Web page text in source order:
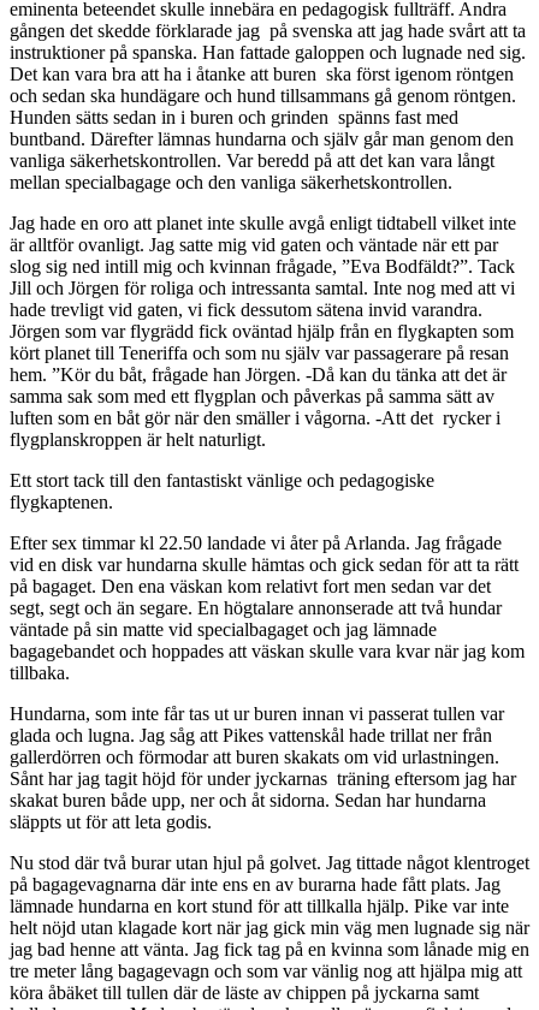
eminenta beteendet skulle innebära en pedagogisk fullträff. Andra
gången det skedde förklarade jag på svenska att jag hade svårt att ta
instruktioner på spanska. Han fattade galoppen och lugnade ned sig.
Det kan vara bra att ha i åtanke att buren ska först igenom röntgen
och sedan ska hundägare och hund tillsammans gå genom röntgen.
Hunden sätts sedan in i buren och grinden spänns fast med
buntband. Därefter lämnas hundarna och själv går man genom den
vanliga säkerhetskontrollen. Var beredd på att det kan vara långt
mellan specialbagage och den vanliga säkerhetskontrollen.
Jag hade en oro att planet inte skulle avgå enligt tidtabell vilket inte
är alltför ovanligt. Jag satte mig vid gaten och väntade när ett par
slog sig ned intill mig och kvinnan frågade, ”Eva Bodfäldt?”. Tack
Jill och Jörgen för roliga och intressanta samtal. Inte nog med att vi
hade trevligt vid gaten, vi fick dessutom sätena invid varandra.
Jörgen som var flygrädd fick oväntad hjälp från en flygkapten som
kört planet till Teneriffa och som nu själv var passagerare på resan
hem. ”Kör du båt, frågade han Jörgen. -Då kan du tänka att det är
samma sak som med ett flygplan och påverkas på samma sätt av
luften som en båt gör när den smäller i vågorna. -Att det rycker i
flygplanskroppen är helt naturligt.
Ett stort tack till den fantastiskt vänlige och pedagogiske
flygkaptenen.
Efter sex timmar kl 22.50 landade vi åter på Arlanda. Jag frågade
vid en disk var hundarna skulle hämtas och gick sedan för att ta rätt
på bagaget. Den ena väskan kom relativt fort men sedan var det
segt, segt och än segare. En högtalare annonserade att två hundar
väntade på sin matte vid specialbagaget och jag lämnade
bagagebandet och hoppades att väskan skulle vara kvar när jag kom
tillbaka.
Hundarna, som inte får tas ut ur buren innan vi passerat tullen var
glada och lugna. Jag såg att Pikes vattenskål hade trillat ner från
gallerdörren och förmodar att buren skakats om vid urlastningen.
Sånt har jag tagit höjd för under jyckarnas träning eftersom jag har
skakat buren både upp, ner och åt sidorna. Sedan har hundarna
släppts ut för att leta godis.
Nu stod där två burar utan hjul på golvet. Jag tittade något klentroget
på bagagevagnarna där inte ens en av burarna hade fått plats. Jag
lämnade hundarna en kort stund för att tillkalla hjälp. Pike var inte
helt nöjd utan klagade kort när jag gick min väg men lugnade sig när
jag bad henne att vänta. Jag fick tag på en kvinna som lånade mig en
tre meter lång bagagevagn och som var vänlig nog att hjälpa mig att
köra åbäket till tullen där de läste av chippen på jyckarna samt